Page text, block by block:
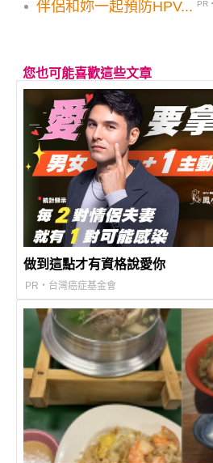
伴侶和妳一起預防HPV...
PR
您也可能喜歡這些文章
做到這點才有資格說愛你
PR・台灣癌症基金會